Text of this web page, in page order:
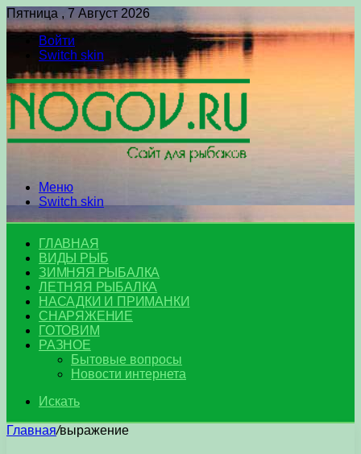
Пятница , 7 Август 2026
Войти
Switch skin
Меню
Switch skin
ГЛАВНАЯ
ВИДЫ РЫБ
ЗИМНЯЯ РЫБАЛКА
ЛЕТНЯЯ РЫБАЛКА
НАСАДКИ И ПРИМАНКИ
СНАРЯЖЕНИЕ
ГОТОВИМ
РАЗНОЕ
Бытовые вопросы
Новости интернета
Искать
Главная/выражение